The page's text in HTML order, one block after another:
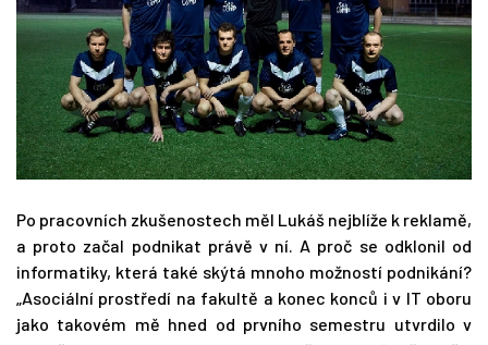
Po pracovních zkušenostech měl Lukáš nejblíže k reklamě,
a proto začal podnikat právě v ní. A proč se odklonil od
informatiky, která také skýtá mnoho možností podnikání?
„Asociální prostředí na fakultě a konec konců i v IT oboru
jako takovém mě hned od prvního semestru utvrdilo v